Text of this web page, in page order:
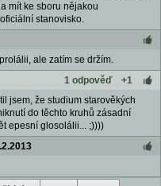
mít ke sboru nějakou
stanovisko.
ale zatím se držím.
1 odpověď
+1
jsem, že studium starověkých
do těchto kruhů zásadní
epesní glosolálii... ;))))